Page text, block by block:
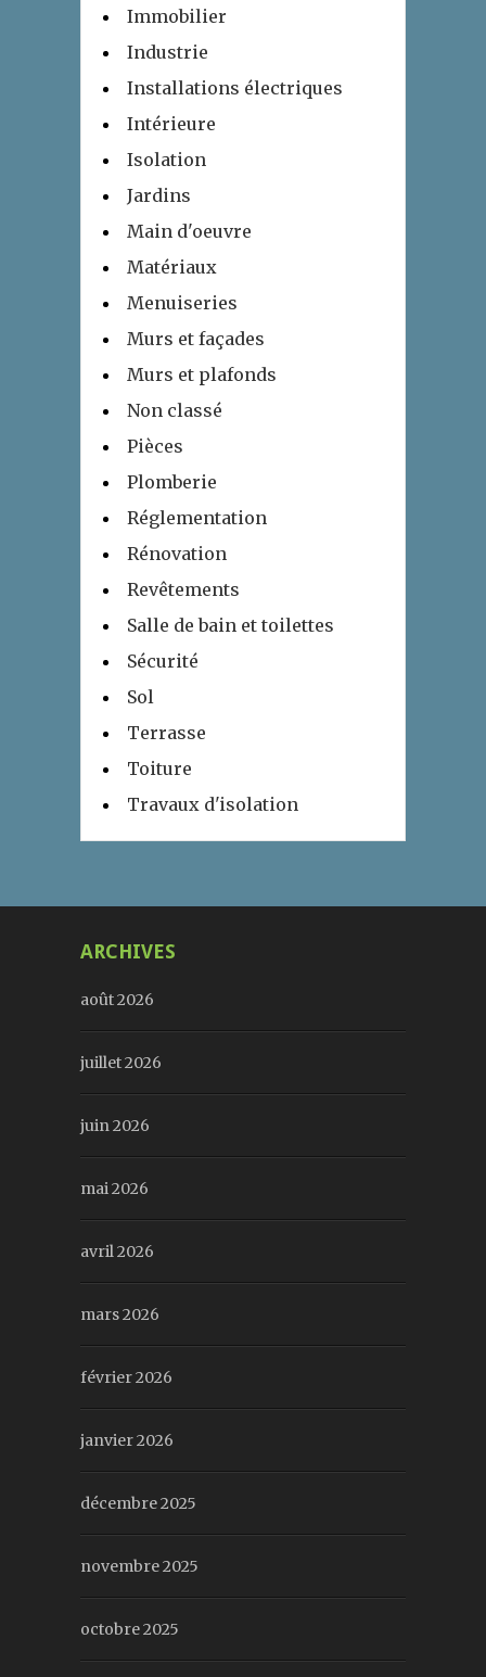
Immobilier
Industrie
Installations électriques
Intérieure
Isolation
Jardins
Main d'oeuvre
Matériaux
Menuiseries
Murs et façades
Murs et plafonds
Non classé
Pièces
Plomberie
Réglementation
Rénovation
Revêtements
Salle de bain et toilettes
Sécurité
Sol
Terrasse
Toiture
Travaux d'isolation
ARCHIVES
août 2026
juillet 2026
juin 2026
mai 2026
avril 2026
mars 2026
février 2026
janvier 2026
décembre 2025
novembre 2025
octobre 2025